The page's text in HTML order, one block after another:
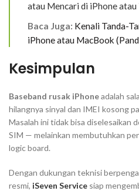
atau Mencari di iPhone atau
Baca Juga: Kenali Tanda-
iPhone atau MacBook
Kesimpulan
Baseband rusak iPhoneadalah
hilangnya sinyal dan IMEI kosong
Masalah ini tidak bisa diselesaikan
SIM — melainkan membutuhkan
logic board.
Dengan dukungan teknisi
resmi, iSeven Service siap